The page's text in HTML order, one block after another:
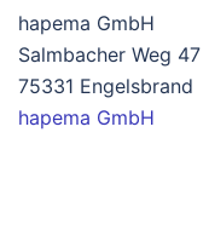
hapema GmbH
Salmbacher Weg 47
75331 Engelsbrand
hapema GmbH